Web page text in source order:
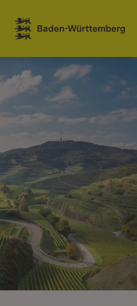
Sauter au contenu
Link zur Startseite